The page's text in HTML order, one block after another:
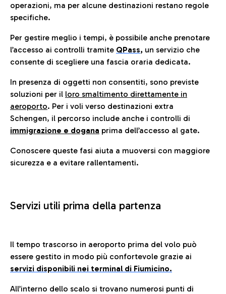
operazioni, ma per alcune destinazioni restano regole
specifiche.
Per gestire meglio i tempi, è possibile anche prenotare
l’accesso ai controlli tramite QPass, un servizio che
consente di scegliere una fascia oraria dedicata.
In presenza di oggetti non consentiti, sono previste
soluzioni per il loro smaltimento direttamente in
aeroporto. Per i voli verso destinazioni extra
Schengen, il percorso include anche i controlli di
immigrazione e dogana prima dell’accesso al gate.
Conoscere queste fasi aiuta a muoversi con maggiore
sicurezza e a evitare rallentamenti.
Servizi utili prima della partenza
Il tempo trascorso in aeroporto prima del volo può
essere gestito in modo più confortevole grazie ai
servizi disponibili nei terminal di Fiumicino.
All’interno dello scalo si trovano numerosi punti di